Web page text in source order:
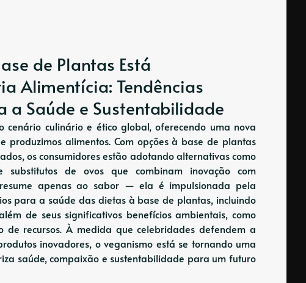
de Plantas Está
Alimentícia: Tendências
a Saúde e Sustentabilidade
cenário culinário e ético global, oferecendo uma nova
produzimos alimentos. Com opções à base de plantas
os consumidores estão adotando alternativas como
substitutos de ovos que combinam inovação com
apenas ao sabor — ela é impulsionada pela
para a saúde das dietas à base de plantas, incluindo
de seus significativos benefícios ambientais, como
de recursos. À medida que celebridades defendem a
inovadores, o veganismo está se tornando uma
saúde, compaixão e sustentabilidade para um futuro